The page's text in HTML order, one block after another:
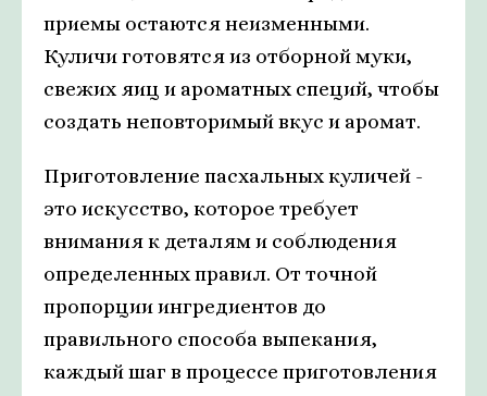
приемы остаются неизменными.
Куличи готовятся из отборной муки,
свежих яиц и ароматных специй, чтобы
создать неповторимый вкус и аромат.
Приготовление пасхальных куличей -
это искусство, которое требует
внимания к деталям и соблюдения
определенных правил. От точной
пропорции ингредиентов до
правильного способа выпекания,
каждый шаг в процессе приготовления